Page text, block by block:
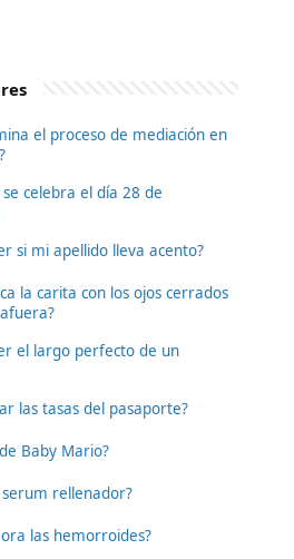
el proceso de mediación en
celebra el día 28 de
si mi apellido lleva acento?
la carita con los ojos cerrados
el largo perfecto de un
las tasas del pasaporte?
Baby Mario?
serum rellenador?
las hemorroides?